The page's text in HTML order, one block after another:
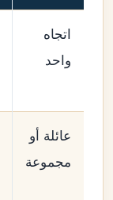
اتجاه
واحد
عائلة أو
مجموعة